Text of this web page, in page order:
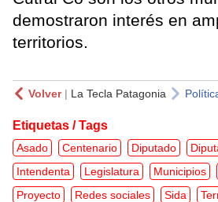
demostraron interés en
territorios.
Volver| La Tecla Patagonia
Etiquetas / Tags
Asado Centenario Diputado
Intendenta
Legislatura Municipios
Proyecto
Redes sociales Sida